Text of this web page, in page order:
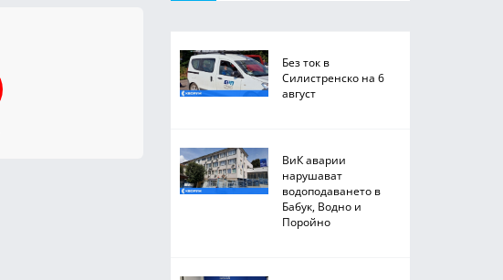
Без ток в
Силистренско на 6
август
ВиК аварии
нарушават
водоподаването в
Бабук, Водно и
Поройно